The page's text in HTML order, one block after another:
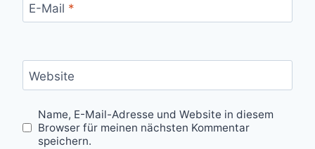
E-Mail *
Website
Name, E-Mail-Adresse und Website in diesem
Browser für meinen nächsten Kommentar
speichern.